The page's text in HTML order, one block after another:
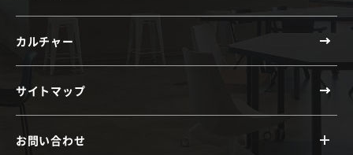
カルチャー
サイトマップ
お問い合わせ